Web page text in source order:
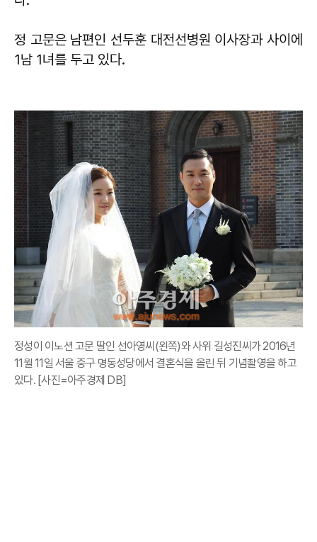
정 고문은 남편인 선두훈 대전선병원 이사장과 사이에
1남 1녀를 두고 있다.
정성이 이노션 고문 딸인 선아영씨(왼쪽)와 사위 길성진씨가 2016년
11월 11일 서울 중구 명동성당에서 결혼식을 올린 뒤 기념촬영을 하고
있다. [사진=아주경제 DB]